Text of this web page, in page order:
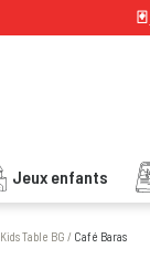
🃏
Jeux enfants
Kids Table BG / Café Baras